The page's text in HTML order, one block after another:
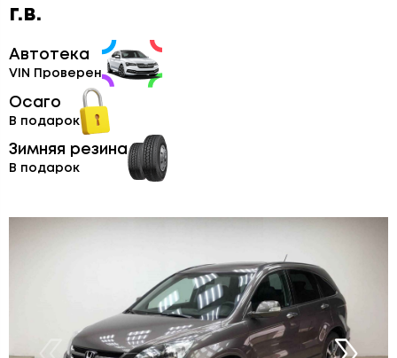
г.в.
Автотека
VIN Проверен
Осаго
В подарок
Зимняя резина
В подарок